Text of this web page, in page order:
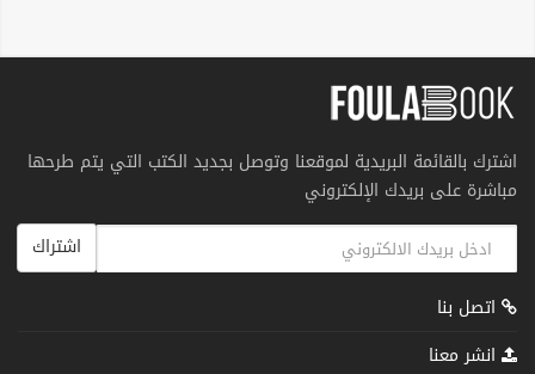
اشترك بالقائمة البريدية لموقعنا وتوصل بجديد الكتب التي يتم طرحها
مباشرة على بريدك الإلكتروني
اشتراك
اتصل بنا
انشر معنا